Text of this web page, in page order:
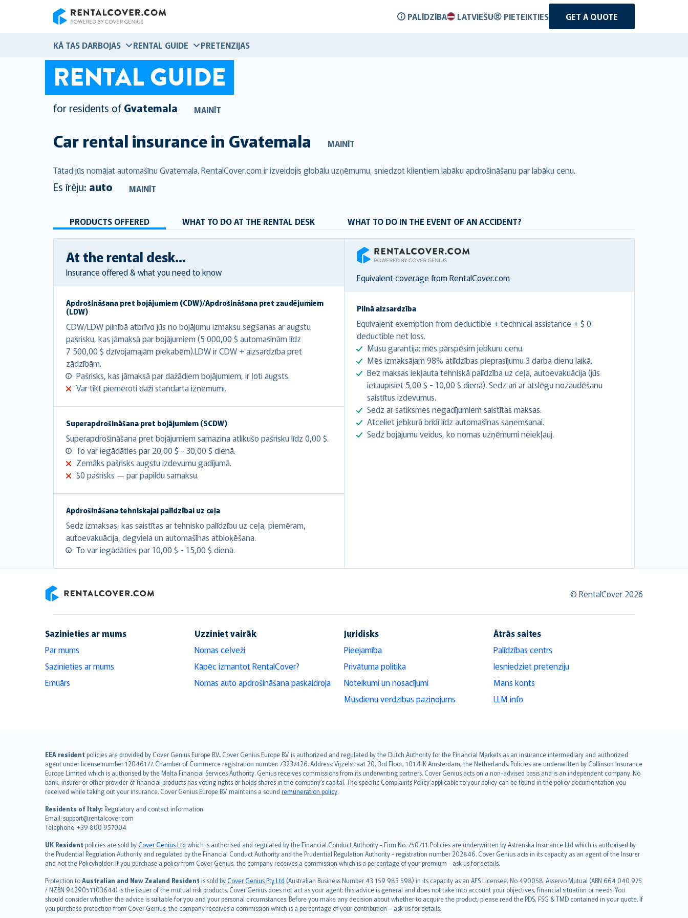
PALĪDZĪBA LATVIEŠU PIETEIKTIES GET A QUOTE
KĀ TAS DARBOJAS RENTAL GUIDE PRETENZIJAS
RENTAL GUIDE
for residents of Gvatemala MAINĪT
Car rental insurance in Gvatemala MAINĪT
Tātad jūs nomājat automašīnu Gvatemala. RentalCover.com ir izveidojis globālu uzņēmumu, sniedzot klientiem labāku apdrošināšanu par labāku cenu.
Es īrēju: auto MAINĪT
PRODUCTS OFFERED WHAT TO DO AT THE RENTAL DESK WHAT TO DO IN THE EVENT OF AN ACCIDENT?
At the rental desk...
Insurance offered & what you need to know
Apdrošināšana pret bojājumiem (CDW)/Apdrošināšana pret zaudējumiem
(LDW)
CDW/LDW pilnībā atbrīvo jūs no bojājumu izmaksu segšanas ar augstu
pašrisku, kas jāmaksā par bojājumiem (5 000,00 $ automašīnām līdz
7 500,00 $ dzīvojamajām piekabēm).LDW ir CDW + aizsardzība pret
zādzībām.
Pašrisks, kas jāmaksā par dažādiem bojājumiem, ir ļoti augsts.
Var tikt piemēroti daži standarta izņēmumi.
Superapdrošināšana pret bojājumiem (SCDW)
Superapdrošināšana pret bojājumiem samazina atlikušo pašrisku līdz 0,00 $.
To var iegādāties par 20,00 $ - 30,00 $ dienā.
Zemāks pašrisks augstu izdevumu gadījumā.
$0 pašrisks — par papildu samaksu.
Apdrošināšana tehniskajai palīdzībai uz ceļa
Sedz izmaksas, kas saistītas ar tehnisko palīdzību uz ceļa, piemēram,
autoevakuācija, degviela un automašīnas atbloķēšana.
To var iegādāties par 10,00 $ - 15,00 $ dienā.
RentalCover
Equivalent coverage from RentalCover.com
Pilnā aizsardzība
Equivalent exemption from deductible + technical assistance + $ 0
deductible net loss.
Mūsu garantija: mēs pārspēsim jebkuru cenu.
Mēs izmaksājam 98% atlīdzības pieprasījumu 3 darba dienu laikā.
Bez maksas iekļauta tehniskā palīdzība uz ceļa, autoevakuācija (jūs
ietaupīsiet 5,00 $ - 10,00 $ dienā). Sedz arī ar atslēgu nozaudēšanu
saistītus izdevumus.
Sedz ar satiksmes negadījumiem saistītas maksas.
Atceliet jebkurā brīdī līdz automašīnas saņemšanai.
Sedz bojājumu veidus, ko nomas uzņēmumi neiekļauj.
© RentalCover 2026
Sazinieties ar mums
Par mums
Sazinieties ar mums
Emuārs
Uzziniet vairāk
Nomas ceļveži
Kāpēc izmantot RentalCover?
Nomas auto apdrošināšana paskaidroja
Juridisks
Pieejamība
Privātuma politika
Noteikumi un nosacījumi
Mūsdienu verdzības paziņojums
Ātrās saites
Palīdzības centrs
Iesniedziet pretenziju
Mans konts
LLM info
EEA resident policies are provided by Cover Genius Europe B.V.. Cover Genius Europe B.V. is authorized and regulated by the Dutch Authority for the Financial Markets as an insurance intermediary and authorized
agent under license number 12046177. Chamber of Commerce registration number: 73237426. Address: Vijzelstraat 20, 3rd Floor, 1017HK Amsterdam, the Netherlands. Policies are underwritten by Collinson Insurance
Europe Limited which is authorised by the Malta Financial Services Authority. Genius receives commissions from its underwriting partners. Cover Genius acts on a non-advised basis and is an independent company. No
bank, insurer or other provider of financial products has voting rights or holds shares in the company’s capital. The specific Complaints Policy applicable to your policy can be found in the policy documentation you
received while taking out your insurance. Cover Genius Europe B.V. maintains a sound remuneration policy.
Residents of Italy: Regulatory and contact information:
Email: support@rentalcover.com
Telephone: +39 800 957004
UK Resident policies are sold byCover Genius Ltd which is authorised and regulated by the Financial Conduct Authority - Firm No. 750711. Policies are underwritten by Astrenska Insurance Ltd which is authorised by
the Prudential Regulation Authority and regulated by the Financial Conduct Authority and the Prudential Regulation Authority - registration number 202846. Cover Genius acts in its capacity as an agent of the Insurer
and not the Policyholder. If you purchase a policy from Cover Genius, the company receives a commission which is a percentage of your premium - ask us for details.
Protection toAustralian and New Zealand Resident is sold byCover Genius Pty Ltd (Australian Business Number 43 159 983 598) in its capacity as an AFS Licensee, No 490058. Asservo Mutual (ABN 664 040 975
/ NZBN 9429051103644) is the issuer of the mutual risk products. Cover Genius does not act as your agent: this advice is general and does not take into account your objectives, financial situation or needs. You
should consider whether the advice is suitable for you and your personal circumstances. Before you make any decision about whether to acquire the product, please read the PDS, FSG & TMD contained in your quote. If
you purchase protection from Cover Genius, the company receives a commission which is a percentage of your contribution – ask us for details.
English (UK)
English (US)
Deutsch
français
Nederlands
español
italiano
简体中文
繁體中文
Português
polski
עברית
Português
svenska